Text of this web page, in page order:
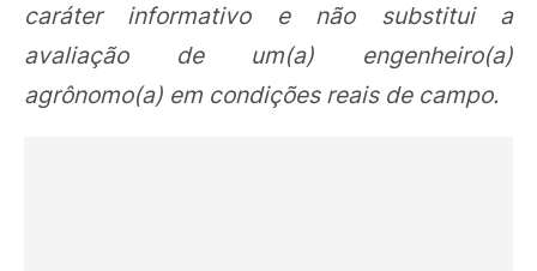
caráter informativo e não substitui a
avaliação de um(a) engenheiro(a)
agrônomo(a) em condições reais de campo.